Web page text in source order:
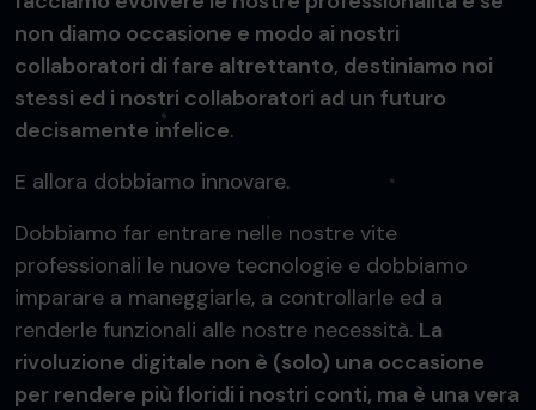
non diamo occasione e modo ai nostri
collaboratori di fare altrettanto, destiniamo noi
stessi ed i nostri collaboratori ad un futuro
decisamente infelice.
E allora dobbiamo innovare.
Dobbiamo far entrare nelle nostre vite
professionali le nuove tecnologie e dobbiamo
imparare a maneggiarle, a controllarle ed a
renderle funzionali alle nostre necessità. La
rivoluzione digitale non è (solo) una occasione
per rendere più floridi i nostri conti, ma è una vera